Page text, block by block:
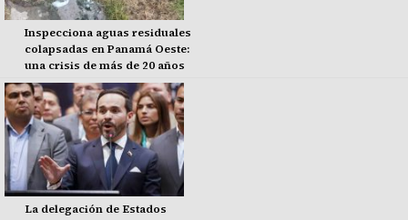
Inspecciona aguas residuales
colapsadas en Panamá Oeste:
una crisis de más de 20 años
La delegación de Estados